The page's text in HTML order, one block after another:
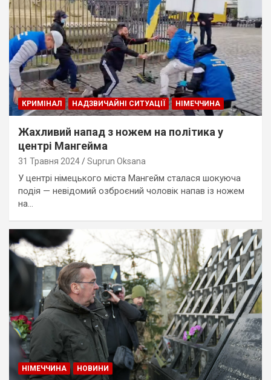
КРИМІНАЛ НАДЗВИЧАЙНІ СИТУАЦІЇ НІМЕЧЧИНА
Жахливий напад з ножем на політика у
центрі Мангейма
31 Травня 2024 Suprun Oksana
У центрі німецького міста Мангейм сталася шокуюча
подія — невідомий озброєний чоловік напав із ножем
на…
НІМЕЧЧИНА НОВИНИ